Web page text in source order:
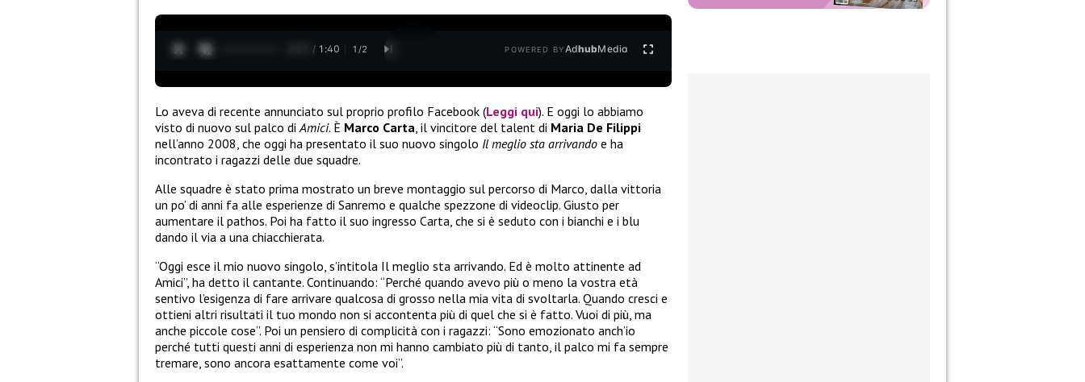
0:28 / 1:40 1 /2 POWERED BYAdhubMedia
Lo aveva di recente annunciato sul proprio profilo Facebook (Leggi qui). E oggi lo abbiamo
visto di nuovo sul palco di Amici. È Marco Carta , il vincitore del talent di Maria De Filippi
nell’anno 2008, che oggi ha presentato il suo nuovo singolo Il meglio sta arrivando e ha
incontrato i ragazzi delle due squadre.
Alle squadre è stato prima mostrato un breve montaggio sul percorso di Marco, dalla vittoria
un po’ di anni fa alle esperienze di Sanremo e qualche spezzone di videoclip. Giusto per
aumentare il pathos. Poi ha fatto il suo ingresso Carta, che si è seduto con i bianchi e i blu
dando il via a una chiacchierata.
“Oggi esce il mio nuovo singolo, s’intitola Il meglio sta arrivando. Ed è molto attinente ad
Amici”, ha detto il cantante. Continuando: “Perché quando avevo più o meno la vostra età
sentivo l’esigenza di fare arrivare qualcosa di grosso nella mia vita di svoltarla. Quando cresci e
ottieni altri risultati il tuo mondo non si accontenta più di quel che si è fatto. Vuoi di più, ma
anche piccole cose”. Poi un pensiero di complicità con i ragazzi: “Sono emozionato anch’io
perché tutti questi anni di esperienza non mi hanno cambiato più di tanto, il palco mi fa sempre
tremare, sono ancora esattamente come voi”.